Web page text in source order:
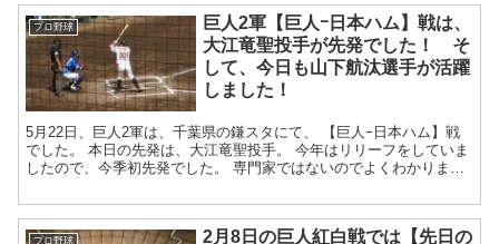
プロ野球
巨人2軍【巨人ｰ日本ハム】戦は、
大江竜聖投手が先発でした！ そ
して、今日も山下航汰選手が活躍
しました！
5月22日、巨人2軍は、千葉県の鎌スタにて、 【巨人ｰ日本ハム】戦
でした。 本日の先発は、大江竜聖投手。 今年はリリーフをしていま
したので、今季初先発でした。 専門家ではないのでよくわかりませ
プロ野球
2月8日の巨人紅白戦では【先日の